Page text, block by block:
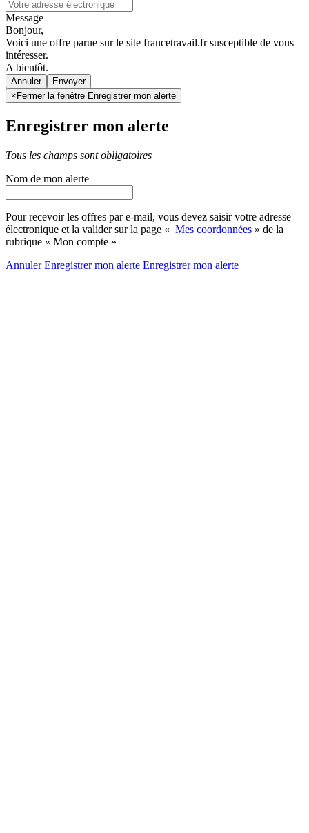
Message
Bonjour,
Voici une offre parue sur le site francetravail.fr susceptible de vous
intéresser.
A bientôt.
Annuler
× Fermer la fenêtre Enregistrer mon alerte
Enregistrer mon alerte
Tous les champs sont obligatoires
Nom de mon alerte
Pour recevoir les offres par e-mail, vous devez saisir votre adresse
électronique et la valider sur la page « Mes coordonnées » de la
rubrique « Mon compte »
AnnulerEnregistrer mon alerte Enregistrermon alerte